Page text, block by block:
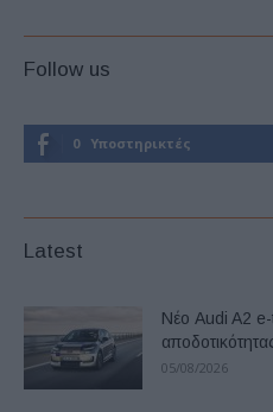
Follow us
0 Υποστηρικτές
Latest
Νέο Audi A2
05/08/2026